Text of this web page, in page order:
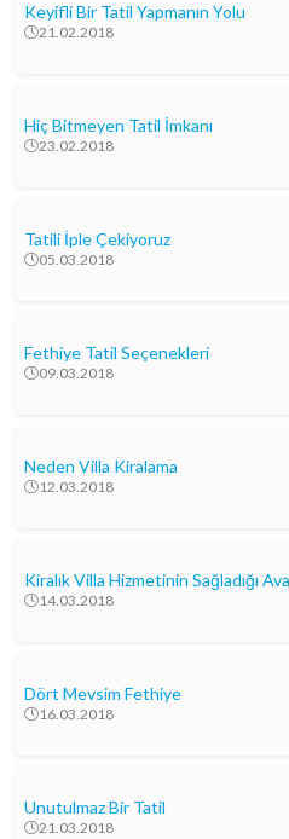
Keyifli Bir Tatil Yapmanın Yolu
21.02.2018
Hiç Bitmeyen Tatil İmkanı
23.02.2018
Tatili İple Çekiyoruz
05.03.2018
Fethiye Tatil Seçenekleri
09.03.2018
Neden Villa Kiralama
12.03.2018
Kiralık Villa Hizmetinin Sağladığı
14.03.2018
Dört Mevsim Fethiye
16.03.2018
Unutulmaz Bir Tatil
21.03.2018